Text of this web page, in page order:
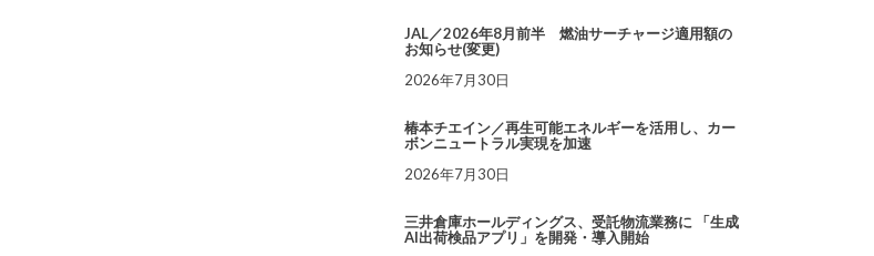
JAL／2026年8月前半 燃油サーチャージ適用額の
お知らせ(変更)
2026年7月30日
椿本チエイン／再生可能エネルギーを活用し、カー
ボンニュートラル実現を加速
2026年7月30日
三井倉庫ホールディングス、受託物流業務に 「生成
AI出荷検品アプリ」を開発・導入開始